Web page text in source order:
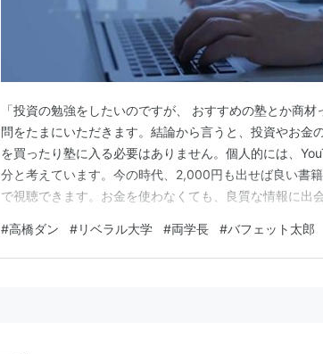
「投資の勉強をしたいのですが、 おすすめの塾とか商
問をたまにいただきます。結論から言うと、投資やお金
を買ったり塾に入る必要はありません。個人的には、
分と考えています。今の時代、2,000円も出せば良い書
で視聴できます。お金を使わなくても、良質な情報に出
お金の基礎を学ぶだけならYouTubeだけで十分です。無
ませんよ。私も、今でも情報収集の…
#高橋ダン #リベラル大学 #両学長 #バフェット太郎